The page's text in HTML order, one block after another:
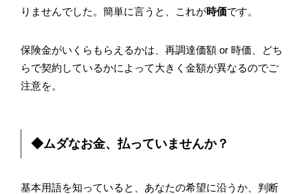
りませんでした。簡単に言うと、これが時価です。
保険金がいくらもらえるかは、再調達価額 or 時価、どち
らで契約しているかによって大きく金額が異なるのでご
注意を。
◆ムダなお金、払っていませんか？
基本用語を知っていると、あなたの希望に沿うか、判断